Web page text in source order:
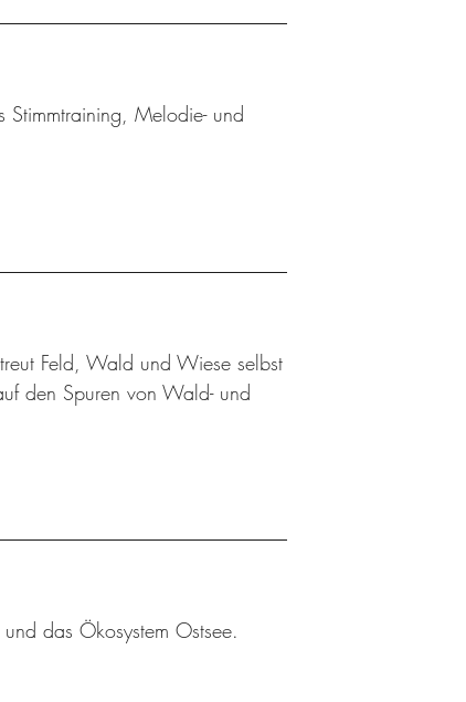
Stimmtraining, Melodie- und
Feld, Wald und Wiese selbst
den Spuren von Wald- und
das Ökosystem Ostsee.